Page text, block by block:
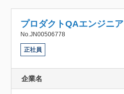
プロダクトQAエンジニア
No.JN00506778
正社員
企業名